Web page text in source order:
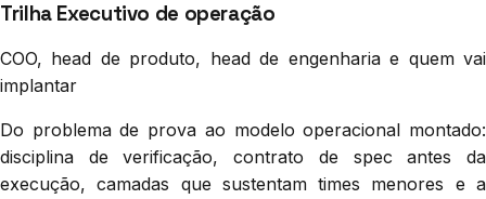
Trilha Executivo de operação
COO, head de produto, head de engenharia e quem vai
implantar
Do problema de prova ao modelo operacional montado:
disciplina de verificação, contrato de spec antes da
execução, camadas que sustentam times menores e a